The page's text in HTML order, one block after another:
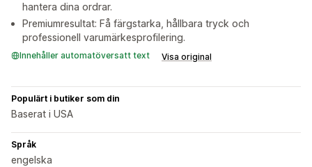
hantera dina ordrar.
Premiumresultat: Få färgstarka, hållbara tryck och
professionell varumärkesprofilering.
Innehåller automatöversatt text Visa original
Populärt i butiker som din
Baserat i USA
Språk
engelska